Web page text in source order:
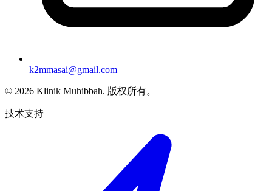
k2mmasai@gmail.com
© 2026 Klinik Muhibbah. 版权所有。
技术支持